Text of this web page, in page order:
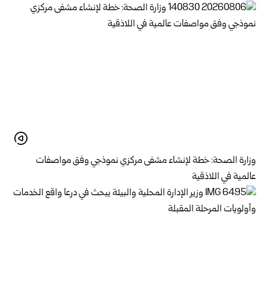
وزارة الصحة: خطة لإنشاء مشفى مركزي نموذجي وفق مواصفات
عالمية في اللاذقية